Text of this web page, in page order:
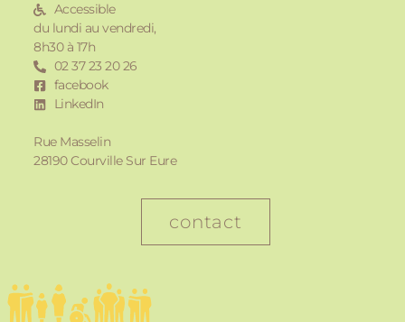
Accessible
du lundi au vendredi,
8h30 à 17h
02 37 23 20 26
facebook
LinkedIn
Rue Masselin
28190 Courville Sur Eure
contact